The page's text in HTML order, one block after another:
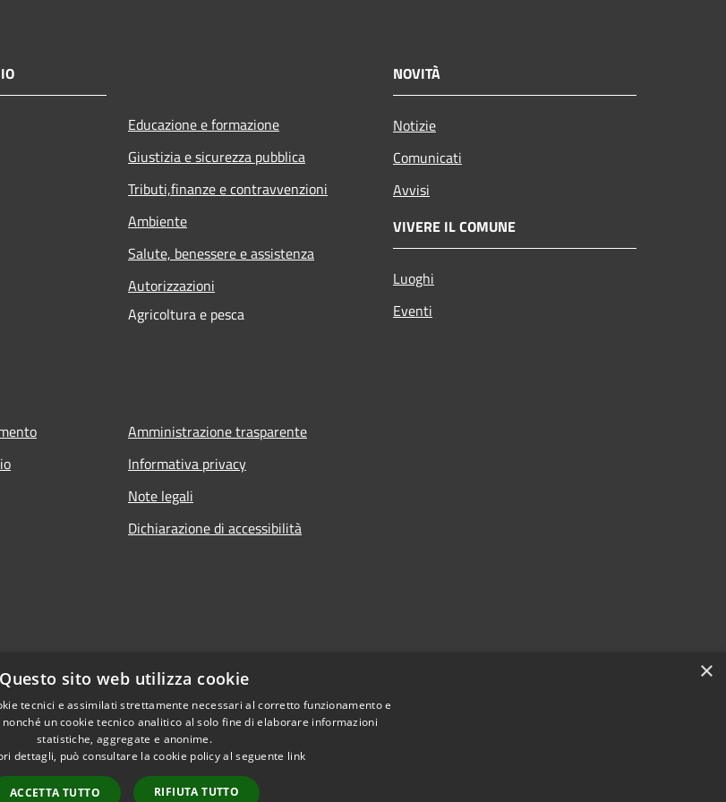
Educazione e formazione
Giustizia e sicurezza pubblica
Tributi,finanze e contravvenzioni
Ambiente
Salute, benessere e assistenza
Autorizzazioni
Agricoltura e pesca
NOVITÀ
Notizie
Comunicati
Avvisi
VIVERE IL COMUNE
Luoghi
Eventi
Amministrazione trasparente
Informativa privacy
Note legali
Dichiarazione di accessibilità
×
Questo sito web utilizza cookie
tecnici e assimilati strettamente necessari al corretto funzionamento e
un cookie tecnico analitico al solo fine di elaborare informazioni
statistiche, aggregate e anonime.
dettagli, può consultare la cookie policy al seguente link
ACCETTA TUTTO RIFIUTA TUTTO